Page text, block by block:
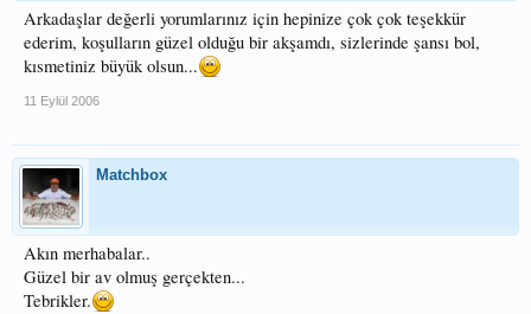
Arkadaşlar değerli yorumlarınız için hepinize çok çok teşekkür
ederim, koşulların güzel olduğu bir akşamdı, sizlerinde şansı bol,
kısmetiniz büyük olsun...
11 Eylül 2006
Matchbox
Akın merhabalar..
Güzel bir av olmuş gerçekten...
Tebrikler.